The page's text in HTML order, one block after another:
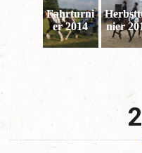
Fahrturni
er 2014
nier